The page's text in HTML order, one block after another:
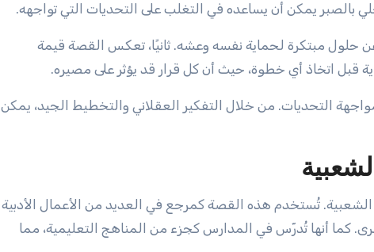
بالصبر يمكن أن يساعده في التغلب على التحديات التي تواجهه.
حلول مبتكرة لحماية نفسه وعشه. ثانيًا، تعكس القصة قيمة
قبل اتخاذ أي خطوة، حيث أن كل قرار قد يؤثر على مصيره.
التحديات. من خلال التفكير العقلاني والتخطيط الجيد، يمكن
الشعبية. تُستخدم هذه القصة كمرجع في العديد من الأعمال الأدبية
كما أنها تُدرّس في المدارس كجزء من المناهج التعليمية، مما